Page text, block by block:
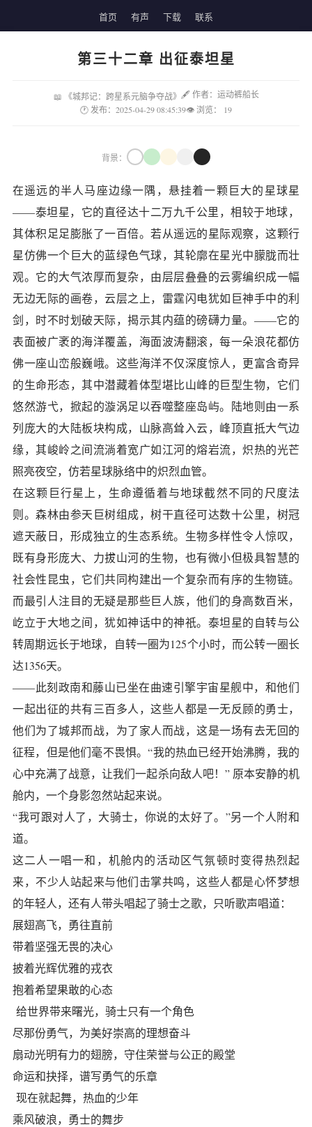
首页 有声 下载 联系
第三十二章 出征泰坦星
📖 《城邦记：跨星系元脑争夺战》 🖋 作者：运动裤船长
🕐 发布：2025-04-29 08:45:39👁 浏览： 19
背景：
在遥远的半人马座边缘一隅，悬挂着一颗巨大的星球星
——泰坦星，它的直径达十二万九千公里，相较于地球，
其体积足足膨胀了一百倍。若从遥远的星际观察，这颗行
星仿佛一个巨大的蓝绿色气球，其轮廓在星光中朦胧而壮
观。它的大气浓厚而复杂，由层层叠叠的云雾编织成一幅
无边无际的画卷，云层之上，雷霆闪电犹如巨神手中的利
剑，时不时划破天际，揭示其内蕴的磅礴力量。——它的
表面被广袤的海洋覆盖，海面波涛翻滚，每一朵浪花都仿
佛一座山峦般巍峨。这些海洋不仅深度惊人，更富含奇异
的生命形态，其中潜藏着体型堪比山峰的巨型生物，它们
悠然游弋，掀起的漩涡足以吞噬整座岛屿。陆地则由一系
列庞大的大陆板块构成，山脉高耸入云，峰顶直抵大气边
缘，其峻岭之间流淌着宽广如江河的熔岩流，炽热的光芒
照亮夜空，仿若星球脉络中的炽烈血管。
在这颗巨行星上，生命遵循着与地球截然不同的尺度法
则。森林由参天巨树组成，树干直径可达数十公里，树冠
遮天蔽日，形成独立的生态系统。生物多样性令人惊叹，
既有身形庞大、力拔山河的生物，也有微小但极具智慧的
社会性昆虫，它们共同构建出一个复杂而有序的生物链。
而最引人注目的无疑是那些巨人族，他们的身高数百米，
屹立于大地之间，犹如神话中的神祇。泰坦星的自转与公
转周期远长于地球，自转一圈为125个小时，而公转一圈长
达1356天。
——此刻政南和藤山已坐在曲速引擎宇宙星舰中，和他们
一起出征的共有三百多人，这些人都是一无反顾的勇士，
他们为了城邦而战，为了家人而战，这是一场有去无回的
征程，但是他们毫不畏惧。“我的热血已经开始沸腾，我的
心中充满了战意，让我们一起杀向敌人吧！” 原本安静的机
舱内，一个身影忽然站起来说。
“我可跟对人了，大骑士，你说的太好了。”另一个人附和
道。
这二人一唱一和，机舱内的活动区气氛顿时变得热烈起
来，不少人站起来与他们击掌共鸣，这些人都是心怀梦想
的年轻人，还有人带头唱起了骑士之歌，只听歌声唱道：
展翅高飞，勇往直前
带着坚强无畏的决心
披着光辉优雅的戎衣
抱着希望果敢的心态
给世界带来曙光，骑士只有一个角色
尽那份勇气，为美好崇高的理想奋斗
扇动光明有力的翅膀，守住荣誉与公正的殿堂
命运和抉择，谱写勇气的乐章
现在就起舞，热血的少年
乘风破浪，勇士的舞步